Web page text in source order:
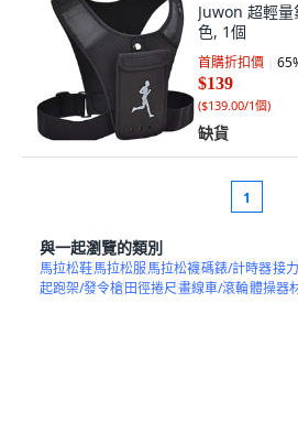
Juwon 超輕
色, 1個
首購折扣價 65
$139
($139.00/1個)
缺貨
1
與一起瀏覽的類別
馬拉松鞋馬拉松服馬拉松襪碼錶/計時器接
起跑架/發令槍田徑捲尺畫線車/滾輪體操器